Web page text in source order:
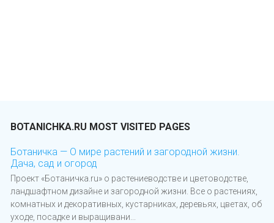
BOTANICHKA.RU MOST VISITED PAGES
Ботаничка — О мире растений и загородной жизни.
Дача, сад и огород
Проект «Ботаничка.ru» о растениеводстве и цветоводстве,
ландшафтном дизайне и загородной жизни. Все о растениях,
комнатных и декоративных, кустарниках, деревьях, цветах, об
уходе, посадке и выращивани...